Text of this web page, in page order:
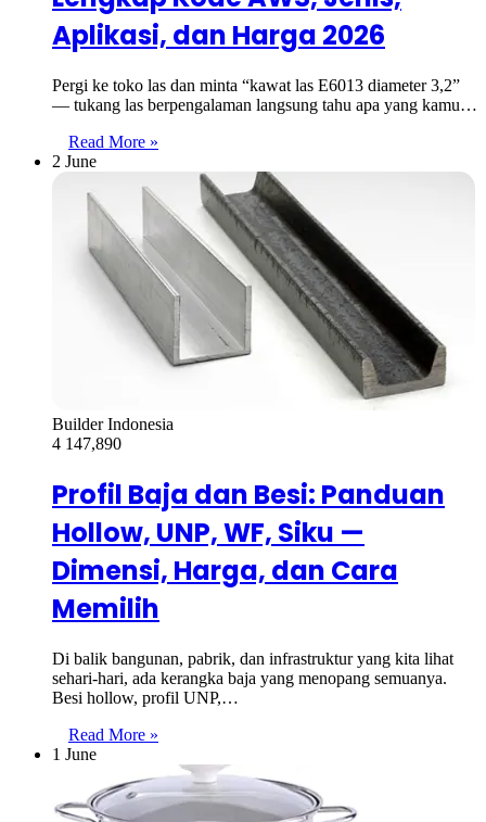
Aplikasi, dan Harga 2026
Pergi ke toko las dan minta “kawat las E6013 diameter 3,2”
— tukang las berpengalaman langsung tahu apa yang kamu…
Read More »
2 June
Builder Indonesia
4 147,890
Profil Baja dan Besi: Panduan
Hollow, UNP, WF, Siku —
Dimensi, Harga, dan Cara
Memilih
Di balik bangunan, pabrik, dan infrastruktur yang kita lihat
sehari-hari, ada kerangka baja yang menopang semuanya.
Besi hollow, profil UNP,…
Read More »
1 June